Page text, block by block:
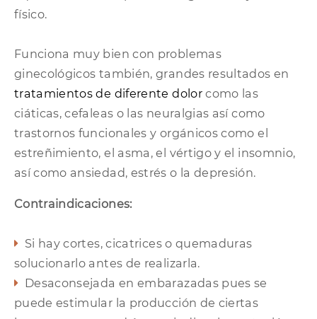
físico.
Funciona muy bien con problemas
ginecológicos también, grandes resultados en
tratamientos de diferente dolorcomo las
ciáticas, cefaleas o las neuralgias así como
trastornos funcionales y orgánicos como el
estreñimiento, el asma, el vértigo y el insomnio,
así como ansiedad, estrés o la depresión.
Contraindicaciones:
Si hay cortes, cicatrices o quemaduras
solucionarlo antes de realizarla.
Desaconsejada en embarazadas pues se
puede estimular la producción de ciertas